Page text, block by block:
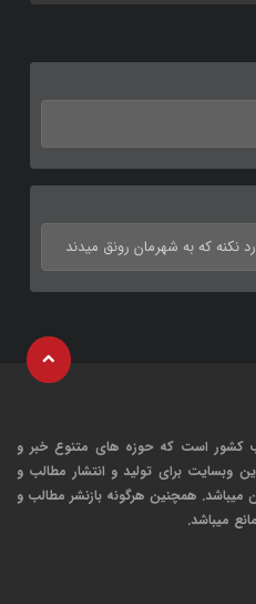
که به شهرمان رونق میدند
کشور است که حوزه های متنوع خبر و
وبسایت برای تولید و انتشار مطالب و
میباشد. همچنین هرگونه بازنشر مطالب و
میباشد.